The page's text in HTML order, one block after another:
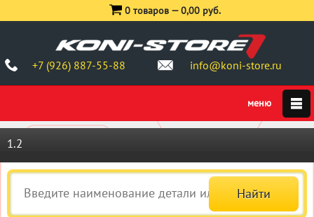
+7 (926) 887-55-88 info@koni-store.ru
0 товаров —0,00 руб.
1.2